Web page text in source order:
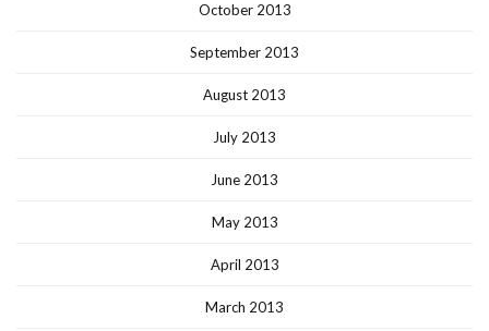
October 2013
September 2013
August 2013
July 2013
June 2013
May 2013
April 2013
March 2013